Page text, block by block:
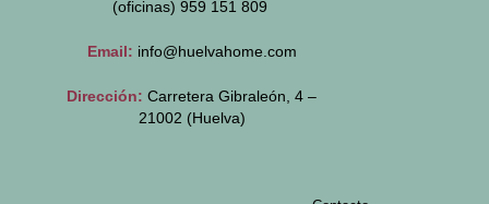
(oficinas) 959 151 809
Email: info@huelvahome.com
Dirección: Carretera Gibraleón, 4 –
21002 (Huelva)